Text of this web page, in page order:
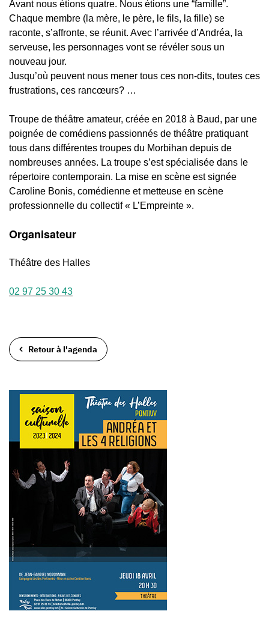
Avant nous étions quatre. Nous étions une “famille”.
Chaque membre (la mère, le père, le fils, la fille) se
raconte, s’affronte, se réunit. Avec l’arrivée d’Andréa, la
serveuse, les personnages vont se révéler sous un
nouveau jour.
Jusqu’où peuvent nous mener tous ces non-dits, toutes ces
frustrations, ces rancœurs? …
Troupe de théâtre amateur, créée en 2018 à Baud, par une
poignée de comédiens passionnés de théâtre pratiquant
tous dans différentes troupes du Morbihan depuis de
nombreuses années. La troupe s’est spécialisée dans le
répertoire contemporain. La mise en scène est signée
Caroline Bonis, comédienne et metteuse en scène
professionnelle du collectif « L’Empreinte ».
Organisateur
Théâtre des Halles
02 97 25 30 43
Retour à l'agenda